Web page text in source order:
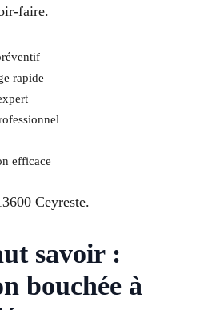
faire.
rapide
efficace
Ceyreste.
savoir :
bouchée à